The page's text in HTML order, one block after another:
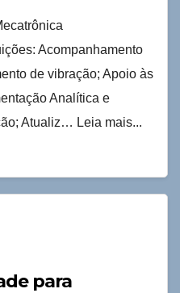
Acompanhamento
de vibração; Apoio às
Analítica e
Atualiz… Leia mais...
para